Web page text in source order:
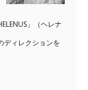
」（ヘレナ
ディレクションを